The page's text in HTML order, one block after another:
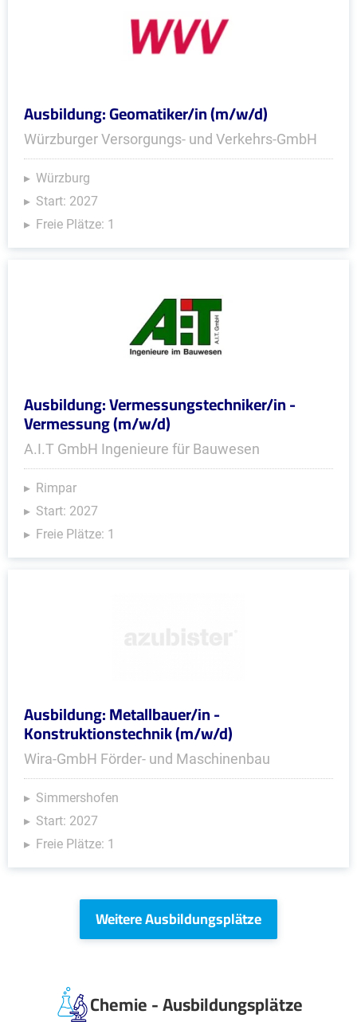
Ausbildung: Geomatiker/in (m/w/d)
Würzburger Versorgungs- und Verkehrs-GmbH
Würzburg
Start: 2027
Freie Plätze: 1
Ausbildung: Vermessungstechniker/in -
Vermessung (m/w/d)
A.I.T GmbH Ingenieure für Bauwesen
Rimpar
Start: 2027
Freie Plätze: 1
Ausbildung: Metallbauer/in -
Konstruktionstechnik (m/w/d)
Wira-GmbH Förder- und Maschinenbau
Simmershofen
Start: 2027
Freie Plätze: 1
Weitere Ausbildungsplätze
Chemie - Ausbildungsplätze